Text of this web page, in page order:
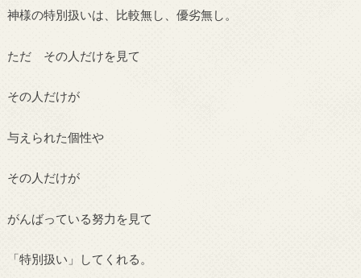
神様の特別扱いは、比較無し、優劣無し。
ただ その人だけを見て
その人だけが
与えられた個性や
その人だけが
がんばっている努力を見て
「特別扱い」してくれる。